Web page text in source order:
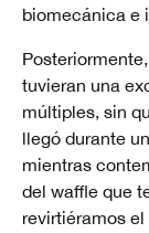
biomecánica e
tuvieran una
múltiples, sin
llegó durante
mientras
del waffle que
revirtiéramos